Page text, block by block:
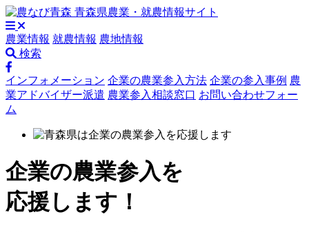
農業情報 就農情報 農地情報
検索
インフォメーション 企業の農業参入方法 企業の参入事例 農
業アドバイザー派遣 農業参入相談窓口 お問い合わせフォー
ム
企業の農業参入を
応援します！